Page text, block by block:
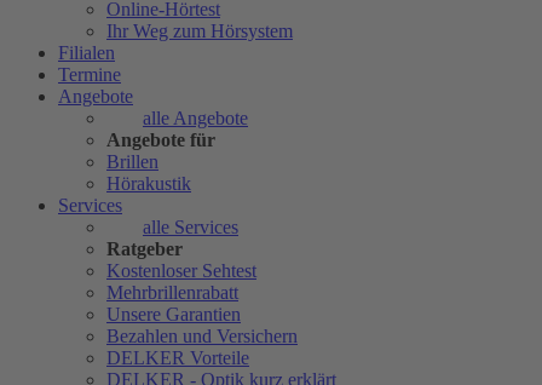
Online-Hörtest
Ihr Weg zum Hörsystem
Filialen
Termine
Angebote
alle Angebote
Angebote für
Brillen
Hörakustik
Services
alle Services
Ratgeber
Kostenloser Sehtest
Mehrbrillenrabatt
Unsere Garantien
Bezahlen und Versichern
DELKER Vorteile
DELKER - Optik kurz erklärt